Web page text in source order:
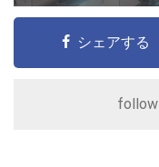
シェアする
follow